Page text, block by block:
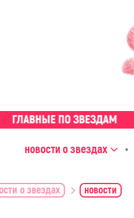
новости о звездах
о звездах новости